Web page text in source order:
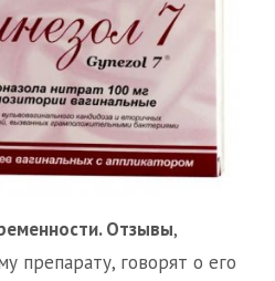
Отзывы,
препарату, говорят о его